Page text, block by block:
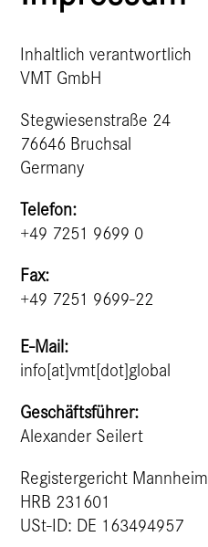
Inhaltlich verant­wortlich
VMT GmbH
Stegwiesenstraße 24
76646 Bruchsal
Germany
Telefon:
+49 7251 9699 0
Fax:
+49 7251 9699-22
E-Mail:
info[at]vmt[dot]global
Geschäftsführer:
Alexander Seilert
Registergericht Mannheim
HRB 231601
USt-ID: DE 163494957